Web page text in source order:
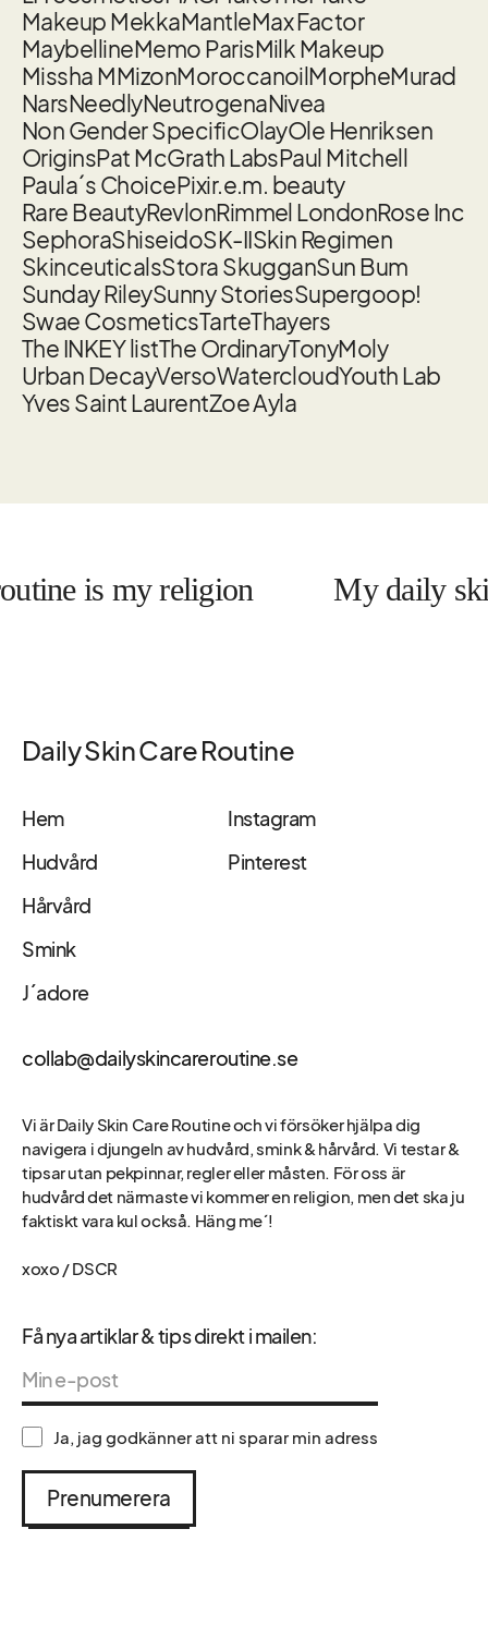
Makeup MekkaMantleMax Factor
MaybellineMemo ParisMilk Makeup
Missha MMizonMoroccanoilMorpheMurad
NarsNeedlyNeutrogenaNivea
Non Gender SpecificOlayOle Henriksen
OriginsPat McGrath LabsPaul Mitchell
Paula´s ChoicePixir.e.m. beauty
Rare BeautyRevlonRimmel LondonRose Inc
SephoraShiseidoSK-IISkin Regimen
SkinceuticalsStora SkugganSun Bum
Sunday RileySunny StoriesSupergoop!
Swae CosmeticsTarteThayers
The INKEY listThe OrdinaryTonyMoly
Urban DecayVersoWatercloudYouth Lab
Yves Saint LaurentZoe Ayla
is my religion My daily skin
Daily Skin Care Routine
Hem
Hudvård
Hårvård
Smink
J´adore
Instagram
Pinterest
collab@dailyskincareroutine.se
Vi är Daily Skin Care Routine och vi försöker hjälpa dig
navigera i djungeln av hudvård, smink & hårvård. Vi testar &
tipsar utan pekpinnar, regler eller måsten. För oss är
hudvård det närmaste vi kommer en religion, men det ska ju
faktiskt vara kul också. Häng me´!
xoxo / DSCR
Få nya artiklar & tips direkt i mailen:
Ja, jag godkänner att ni sparar min adress